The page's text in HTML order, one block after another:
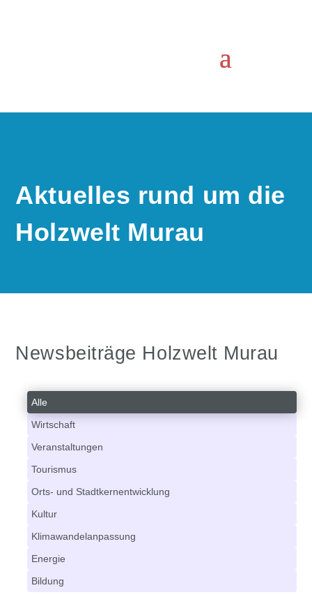
Aktuelles rund um die
Holzwelt Murau
Newsbeiträge Holzwelt Murau
Alle
Wirtschaft
Veranstaltungen
Tourismus
Orts- und Stadtkernentwicklung
Kultur
Klimawandelanpassung
Energie
Bildung